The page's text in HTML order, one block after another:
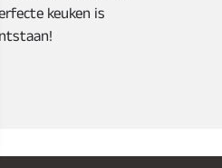
keuken is